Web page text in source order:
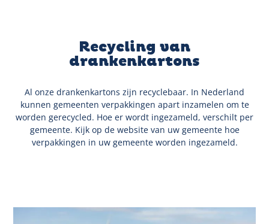
Recycling van
drankenkartons
Al onze drankenkartons zijn recyclebaar. In Nederland
kunnen gemeenten verpakkingen apart inzamelen om te
worden gerecycled. Hoe er wordt ingezameld, verschilt per
gemeente. Kijk op de website van uw gemeente hoe
verpakkingen in uw gemeente worden ingezameld.